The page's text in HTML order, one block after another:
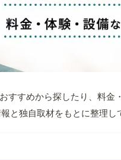
すすめから探したり、料金
と独自取材をもとに整理し